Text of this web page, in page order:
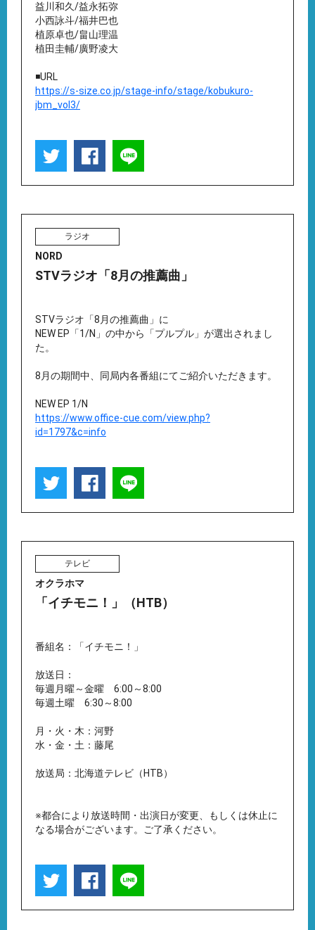
益川和久/益永拓弥
⼩⻄詠⽃/福井巴也
植原卓也/畠⼭理温
植⽥圭輔/廣野凌⼤
◾️URL
https://s-size.co.jp/stage-info/stage/kobukuro-
jbm_vol3/
ラジオ
NORD
STVラジオ「8月の推薦曲」
STVラジオ「8月の推薦曲」に
NEW EP「1/N」の中から「プルプル」が選出されまし
た。
8月の期間中、同局内各番組にてご紹介いただきます。
NEW EP 1/N
https://www.office-cue.com/view.php?
id=1797&c=info
テレビ
オクラホマ
「イチモニ！」（HTB）
番組名：「イチモニ！」
放送日：
毎週月曜～金曜 6:00～8:00
毎週土曜 6:30～8:00
月・火・木：河野
水・金・土：藤尾
放送局：北海道テレビ（HTB）
※都合により放送時間・出演日が変更、もしくは休止に
なる場合がございます。ご了承ください。